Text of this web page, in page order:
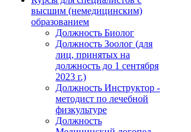
высшим (немедицинским)
образованием
Должность Биолог
Должность Зоолог (для
лиц, принятых на
должность до 1 сентября
2023 г.)
Должность Инструктор -
методист по лечебной
физкультуре
Должность